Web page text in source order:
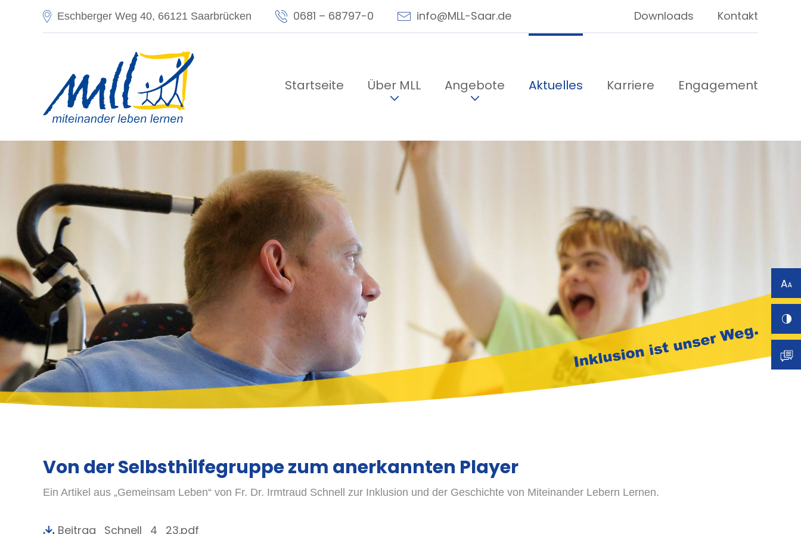
Einstellungen
Deutsch (einfache Sprache)
Skalierung (100
Standard -
Erscheinungsbild:
Farbig Graustufen
Eschberger Weg 40, 66121 Saarbrücken 0681 – 68797-0 info@MLL-Saar.de Kontakt
Downloads
Engagement
Karriere
Aktuelles
Angebote
Über MLL
Startseite
Von der Selbsthilfegruppe zum anerkannten Player
Ein Artikel aus „Gemeinsam Leben“ von Fr. Dr. Irmtraud Schnell zur Inklusion und der Geschichte von Miteinander Lebern Lernen.
Beitrag_Schnell_4_23.pdf